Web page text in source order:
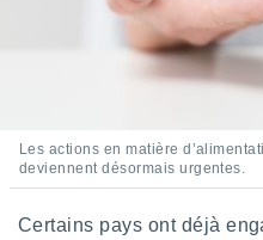
des
Les actions en matière
deviennent désormais urgentes.
Certains pays ont déjà